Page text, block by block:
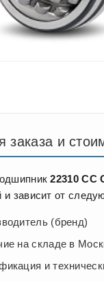
заказа и
22310 CC
и зависит от
(бренд)
на складе в
и